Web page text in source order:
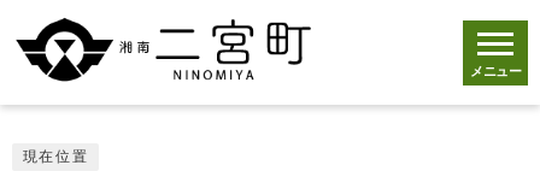
メニュー
現在位置